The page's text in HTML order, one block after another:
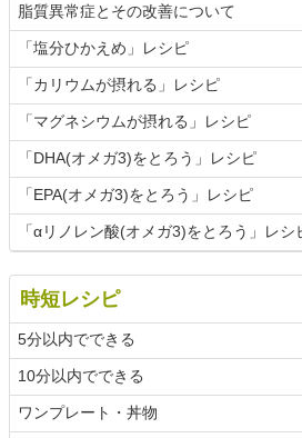
脂質異常症とその改善について
「塩分ひかえめ」レシピ
「カリウムが摂れる」レシピ
「マグネシウムが摂れる」レシピ
「DHA(オメガ3)をとろう」レシピ
「EPA(オメガ3)をとろう」レシピ
「αリノレン酸(オメガ3)をとろう」レシ
時短レシピ
5分以内でできる
10分以内でできる
ワンプレート・丼物